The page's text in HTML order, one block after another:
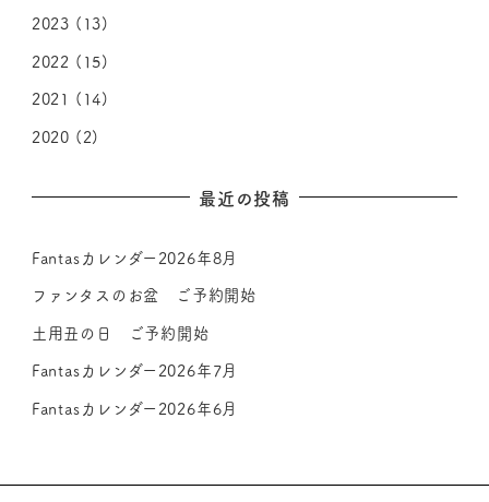
2023 (13)
2022 (15)
2021 (14)
2020 (2)
最近の投稿
Fantasカレンダー2026年8月
ファンタスのお盆 ご予約開始
土用丑の日 ご予約開始
Fantasカレンダー2026年7月
Fantasカレンダー2026年6月